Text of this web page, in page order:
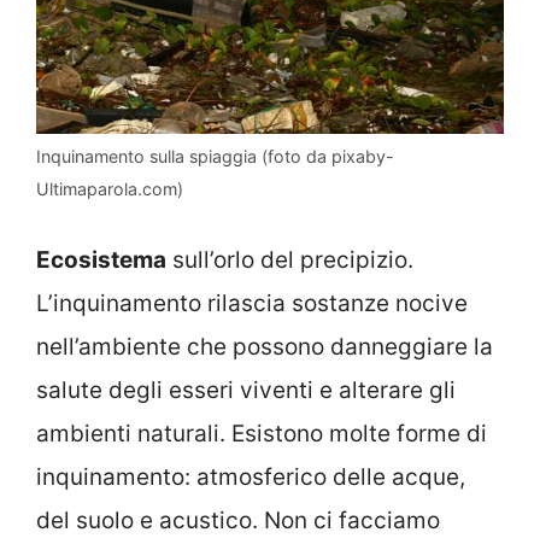
Inquinamento sulla spiaggia (foto da pixaby-
Ultimaparola.com)
Ecosistema sull’orlo del precipizio.
L’inquinamento rilascia sostanze nocive
nell’ambiente che possono danneggiare la
salute degli esseri viventi e alterare gli
ambienti naturali. Esistono molte forme di
inquinamento: atmosferico delle acque,
del suolo e acustico. Non ci facciamo